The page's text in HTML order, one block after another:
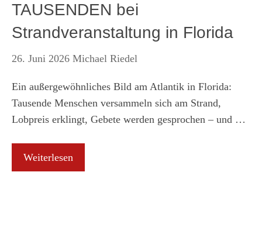
TAUSENDEN bei
Strandveranstaltung in Florida
26. Juni 2026 Michael Riedel
Ein außergewöhnliches Bild am Atlantik in Florida:
Tausende Menschen versammeln sich am Strand,
Lobpreis erklingt, Gebete werden gesprochen – und …
Weiterlesen